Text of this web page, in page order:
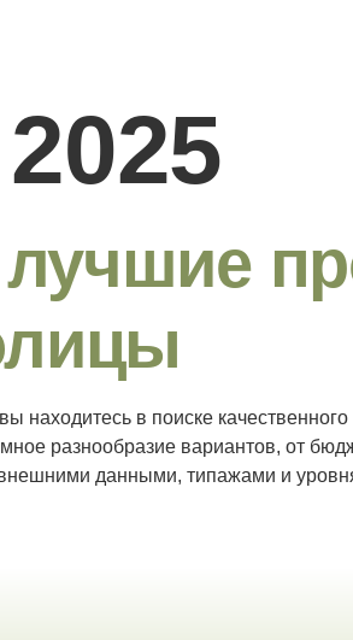
в поиске качественного
разнообразие вариантов, от
данными, типажами и